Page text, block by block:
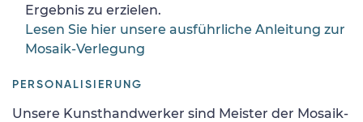
Ergebnis zu erzielen.
Lesen Sie hier unsere ausführliche Anleitung zur
Mosaik-Verlegung
PERSONALISIERUNG
Unsere Kunsthandwerker sind Meister der Mosaik-